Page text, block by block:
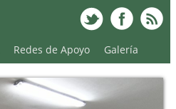
Redes de Apoyo Galería